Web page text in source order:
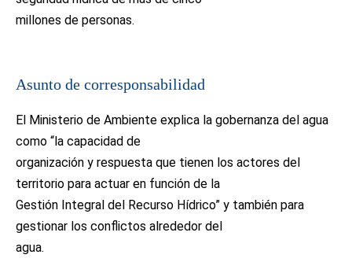
millones de personas.
Asunto de corresponsabilidad
El Ministerio de Ambiente explica la gobernanza del agua
como “la capacidad de
organización y respuesta que tienen los actores del
territorio para actuar en función de la
Gestión Integral del Recurso Hídrico” y también para
gestionar los conflictos alrededor del
agua.